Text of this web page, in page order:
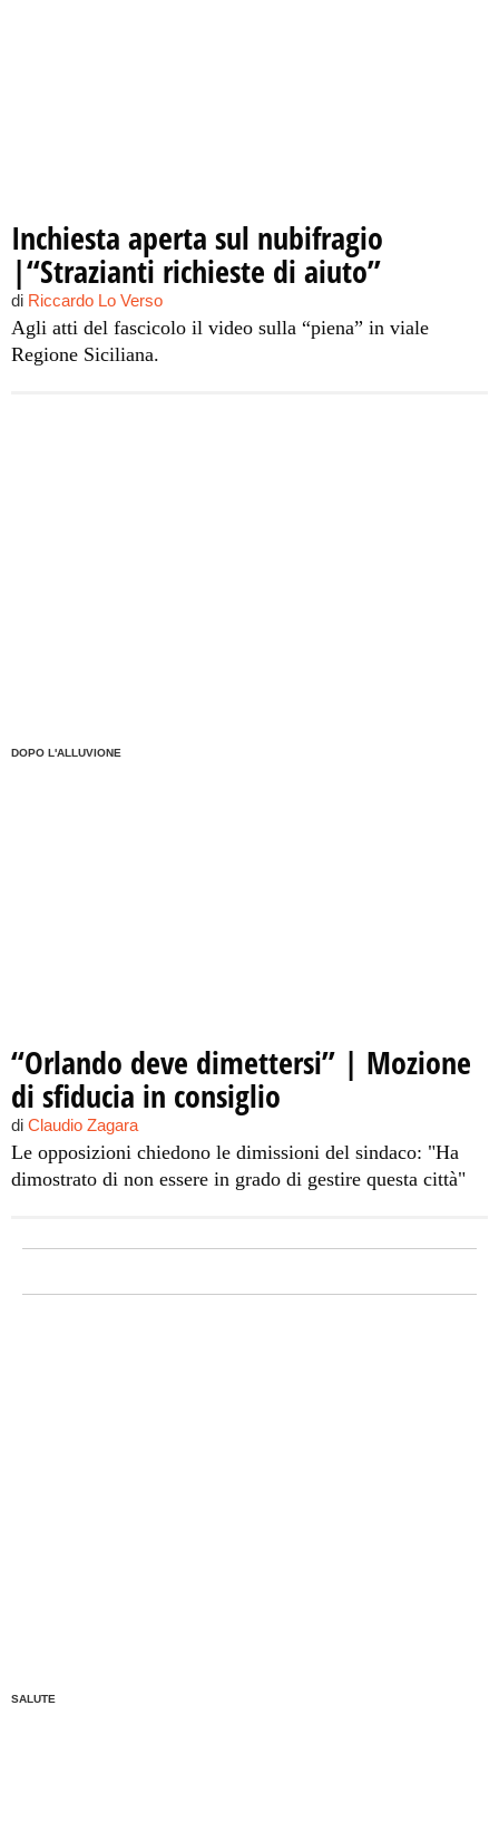
Inchiesta aperta sul nubifragio
|“Strazianti richieste di aiuto”
di Riccardo Lo Verso
Agli atti del fascicolo il video sulla “piena” in viale
Regione Siciliana.
DOPO L'ALLUVIONE
“Orlando deve dimettersi” | Mozione
di sfiducia in consiglio
di Claudio Zagara
Le opposizioni chiedono le dimissioni del sindaco: "Ha
dimostrato di non essere in grado di gestire questa città"
SALUTE